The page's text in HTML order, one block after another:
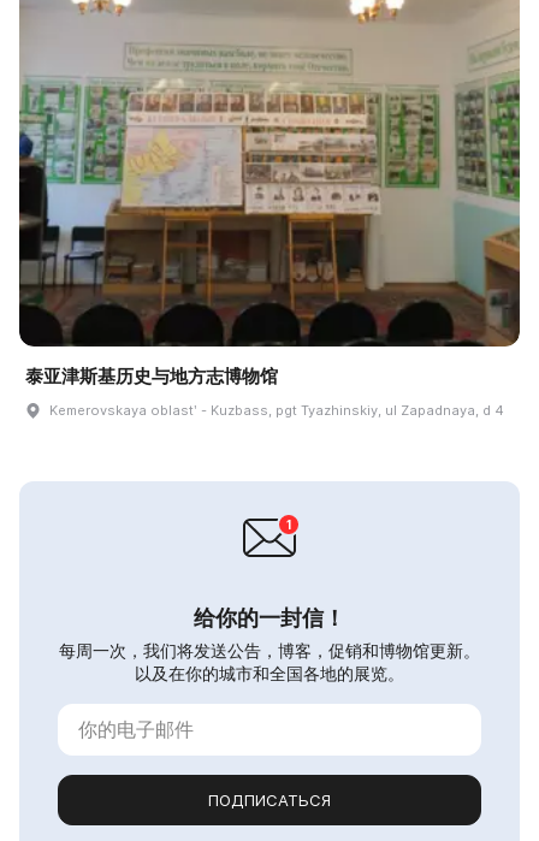
泰亚津斯基历史与地方志博物馆
Kemerovskaya oblastʹ - Kuzbass, pgt Tyazhinskiy, ul Zapadnaya, d 4
给你的一封信！
每周一次，我们将发送公告，博客，促销和博物馆更新。
以及在你的城市和全国各地的展览。
ПОДПИСАТЬСЯ